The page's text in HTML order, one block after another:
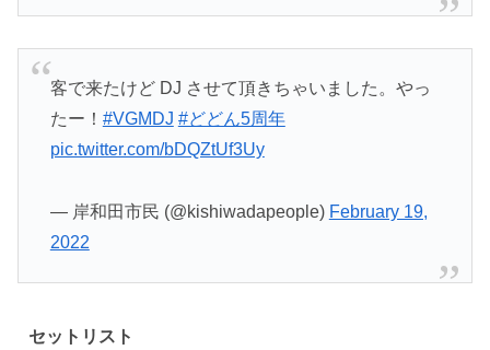
客で来たけど DJ させて頂きちゃいました。やっ
たー！ #VGMDJ #どどん5周年
pic.twitter.com/bDQZtUf3Uy
— 岸和田市民 (@kishiwadapeople) February 19,
2022
セットリスト